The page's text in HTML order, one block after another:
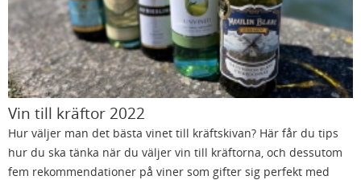
Vin till kräftor 2022
Hur väljer man det bästa vinet till kräftskivan? Här får du tips
hur du ska tänka när du väljer vin till kräftorna, och dessutom
fem rekommendationer på viner som gifter sig perfekt med